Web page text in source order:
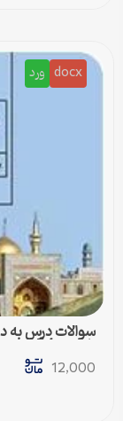
docx ورد
تا درس 24 (ورد و PDF)
12,000